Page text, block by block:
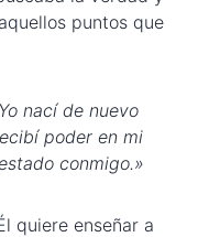
puntos que
nací de nuevo
poder en mi
conmigo.»
quiere enseñar a